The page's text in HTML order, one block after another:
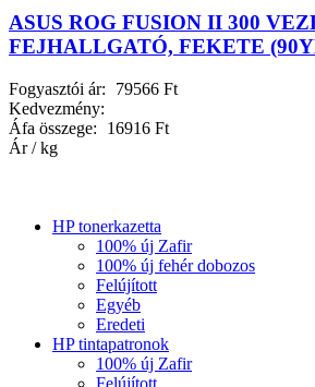
ASUS ROG FUSION II 300
FEJHALLGATÓ, FEKETE
Fogyasztói ár:
79566 Ft
Kedvezmény:
Áfa összege:
16916 Ft
Ár / kg
HP tonerkazetta
100% új Zafir
100% új fehér dobozos
Felújított
Egyéb
Eredeti
HP tintapatronok
100% új Zafir